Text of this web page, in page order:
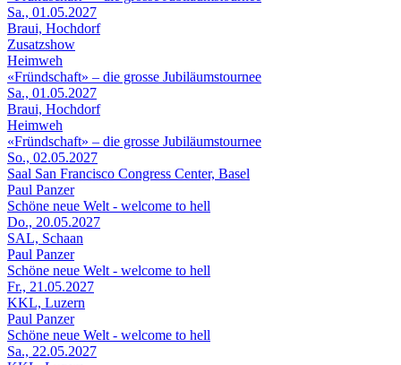
Sa., 01.05.2027
Braui, Hochdorf
Zusatzshow
Heimweh
«Fründschaft» – die grosse Jubiläumstournee
Sa., 01.05.2027
Braui, Hochdorf
Heimweh
«Fründschaft» – die grosse Jubiläumstournee
So., 02.05.2027
Saal San Francisco Congress Center, Basel
Paul Panzer
Schöne neue Welt - welcome to hell
Do., 20.05.2027
SAL, Schaan
Paul Panzer
Schöne neue Welt - welcome to hell
Fr., 21.05.2027
KKL, Luzern
Paul Panzer
Schöne neue Welt - welcome to hell
Sa., 22.05.2027